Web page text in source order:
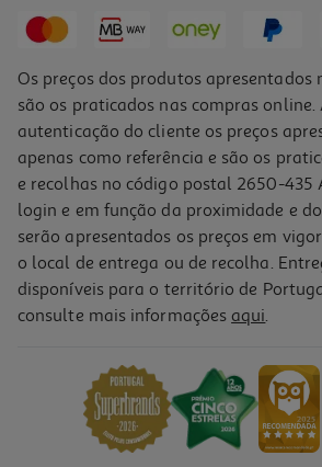
Bolsa Invoxia Para Gps Tracker À Prova
14,99 €
Os preços dos produtos apresentados
são os praticados nas compras
autenticação do cliente os preços
apenas como referência e são os
e recolhas no código postal 2650-435
login e em função da proximidade e
serão apresentados os preços em
o local de entrega ou de recolha.
disponíveis para o território de
consulte mais informações aqui.